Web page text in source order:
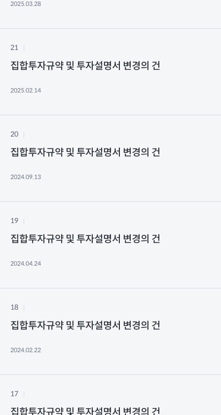
2025.03.28
21
집합투자규약 및 투자설명서 변경의 건
2025.02.14
20
집합투자규약 및 투자설명서 변경의 건
2024.09.13
19
집합투자규약 및 투자설명서 변경의 건
2024.04.24
18
집합투자규약 및 투자설명서 변경의 건
2024.02.22
17
집합투자규약 및 투자설명서 변경의 건